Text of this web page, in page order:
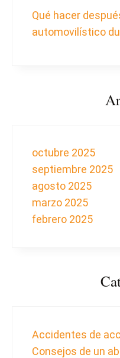
Qué hacer
automovilístico
octubre 2025
septiembre 2025
agosto 2025
marzo 2025
febrero 2025
Accidentes de
Consejos de un